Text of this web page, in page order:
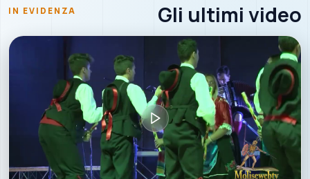
IN EVIDENZA Gli ultimi video